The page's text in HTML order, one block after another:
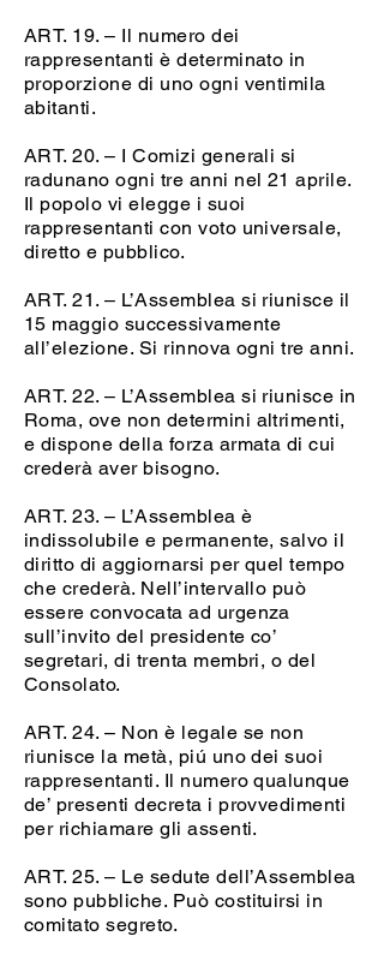
ART. 19. – Il numero dei
rappresentanti è determinato in
proporzione di uno ogni ventimila
abitanti.
ART. 20. – I Comizi generali si
radunano ogni tre anni nel 21 aprile.
Il popolo vi elegge i suoi
rappresentanti con voto universale,
diretto e pubblico.
ART. 21. – L’Assemblea si riunisce il
15 maggio successivamente
all’elezione. Si rinnova ogni tre anni.
ART. 22. – L’Assemblea si riunisce in
Roma, ove non determini altrimenti,
e dispone della forza armata di cui
crederà aver bisogno.
ART. 23. – L’Assemblea è
indissolubile e permanente, salvo il
diritto di aggiornarsi per quel tempo
che crederà. Nell’intervallo può
essere convocata ad urgenza
sull’invito del presidente co’
segretari, di trenta membri, o del
Consolato.
ART. 24. – Non è legale se non
riunisce la metà, piú uno dei suoi
rappresentanti. Il numero qualunque
de’ presenti decreta i provvedimenti
per richiamare gli assenti.
ART. 25. – Le sedute dell’Assemblea
sono pubbliche. Può costituirsi in
comitato segreto.